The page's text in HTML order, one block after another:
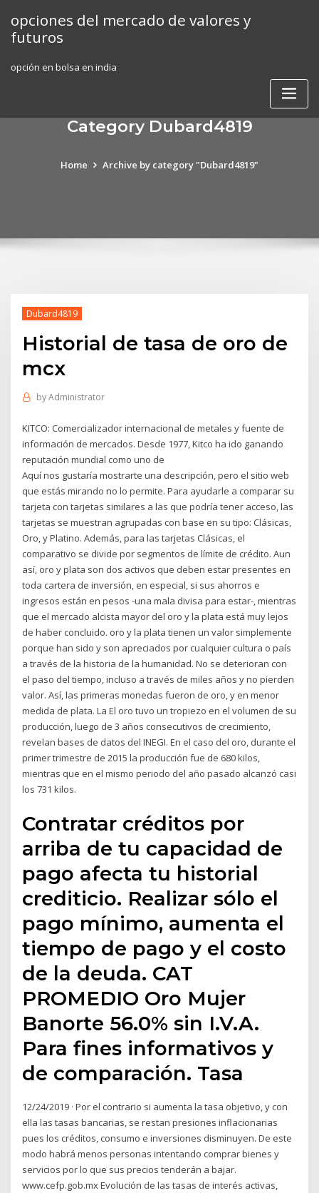
content
opciones del mercado de valores y
futuros
opción en bolsa en india
Category Dubard4819
Home Archive by category "Dubard4819"
Dubard4819
Historial de tasa de oro de
mcx
byAdministrator
KITCO: Comercializador internacional de metales y fuente de
información de mercados. Desde 1977, Kitco ha ido ganando
reputación mundial como uno de
Aquí nos gustaría mostrarte una descripción, pero el sitio web
que estás mirando no lo permite. Para ayudarle a comparar su
tarjeta con tarjetas similares a las que podría tener acceso, las
tarjetas se muestran agrupadas con base en su tipo: Clásicas,
Oro, y Platino. Además, para las tarjetas Clásicas, el
comparativo se divide por segmentos de límite de crédito. Aun
así, oro y plata son dos activos que deben estar presentes en
toda cartera de inversión, en especial, si sus ahorros e
ingresos están en pesos -una mala divisa para estar-, mientras
que el mercado alcista mayor del oro y la plata está muy lejos
de haber concluido. oro y la plata tienen un valor simplemente
porque han sido y son apreciados por cualquier cultura o país
a través de la historia de la humanidad. No se deterioran con
el paso del tiempo, incluso a través de miles años y no pierden
valor. Así, las primeras monedas fueron de oro, y en menor
medida de plata. La El oro tuvo un tropiezo en el volumen de su
producción, luego de 3 años consecutivos de crecimiento,
revelan bases de datos del INEGI. En el caso del oro, durante el
primer trimestre de 2015 la producción fue de 680 kilos,
mientras que en el mismo periodo del año pasado alcanzó casi
los 731 kilos.
Contratar créditos por
arriba de tu capacidad de
pago afecta tu historial
crediticio. Realizar sólo el
pago mínimo, aumenta el
tiempo de pago y el costo
de la deuda. CAT
PROMEDIO Oro Mujer
Banorte 56.0% sin I.V.A.
Para fines informativos y
de comparación. Tasa
12/24/2019 · Por el contrario si aumenta la tasa objetivo, y con
ella las tasas bancarias, se restan presiones inflacionarias
pues los créditos, consumo e inversiones disminuyen. De este
modo habrá menos personas intentando comprar bienes y
servicios por lo que sus precios tenderán a bajar.
www.cefp.gob.mx Evolución de las tasas de interés activas,